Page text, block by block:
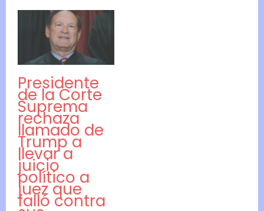
Presidente
de la Corte
Suprema
rechaza
llamado de
Trump a
llevar a
juicio
político a
juez que
falló contra